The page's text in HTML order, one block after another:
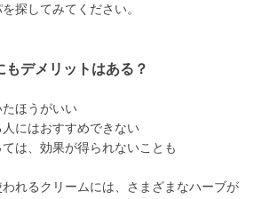
探してみてください。
もデメリットはある？
たほうがいい
人にはおすすめできない
ては、効果が得られないことも
れるクリームには、さまざまなハーブが